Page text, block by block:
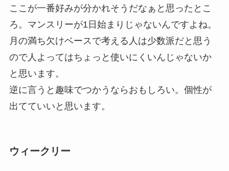
ここが一番好みが分かれそうだなぁと思ったとこ
ろ。マンスリーが1日始まりじゃないんですよね。
月の満ち欠けベースで考える人は少数派だと思う
ので人よってはちょっと使いにくいんじゃないか
と思います。
逆に言うと趣味でつかうならおもしろい。個性が
出てていいと思います。
ウィークリー